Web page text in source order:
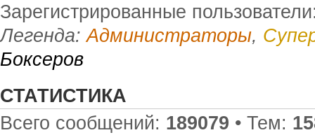
Зарегистрированные
Легенда:Администраторы,
Боксеров
СТАТИСТИКА
Всего сообщений: 189079 • Тем: